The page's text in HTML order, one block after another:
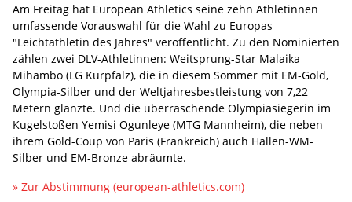
Am Freitag hat European Athletics seine zehn Athletinnen
umfassende Vorauswahl für die Wahl zu Europas
"Leichtathletin des Jahres" veröffentlicht. Zu den Nominierten
zählen zwei DLV-Athletinnen: Weitsprung-Star Malaika
Mihambo (LG Kurpfalz), die in diesem Sommer mit EM-Gold,
Olympia-Silber und der Weltjahresbestleistung von 7,22
Metern glänzte. Und die überraschende Olympiasiegerin im
Kugelstoßen Yemisi Ogunleye (MTG Mannheim), die neben
ihrem Gold-Coup von Paris (Frankreich) auch Hallen-WM-
Silber und EM-Bronze abräumte.
» Zur Abstimmung (european-athletics.com)